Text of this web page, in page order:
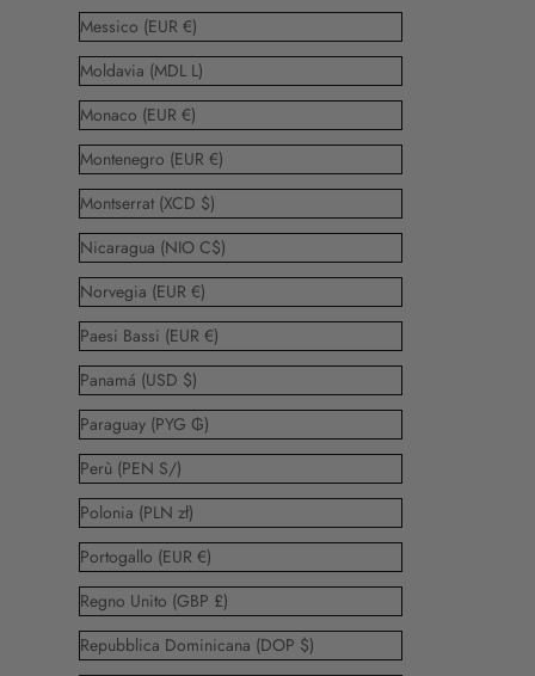
Messico (EUR €)
Moldavia (MDL L)
Monaco (EUR €)
Montenegro (EUR €)
Montserrat (XCD $)
Nicaragua (NIO C$)
Norvegia (EUR €)
Paesi Bassi (EUR €)
Panamá (USD $)
Paraguay (PYG ₲)
Perù (PEN S/)
Polonia (PLN zł)
Portogallo (EUR €)
Regno Unito (GBP £)
Repubblica Dominicana (DOP $)